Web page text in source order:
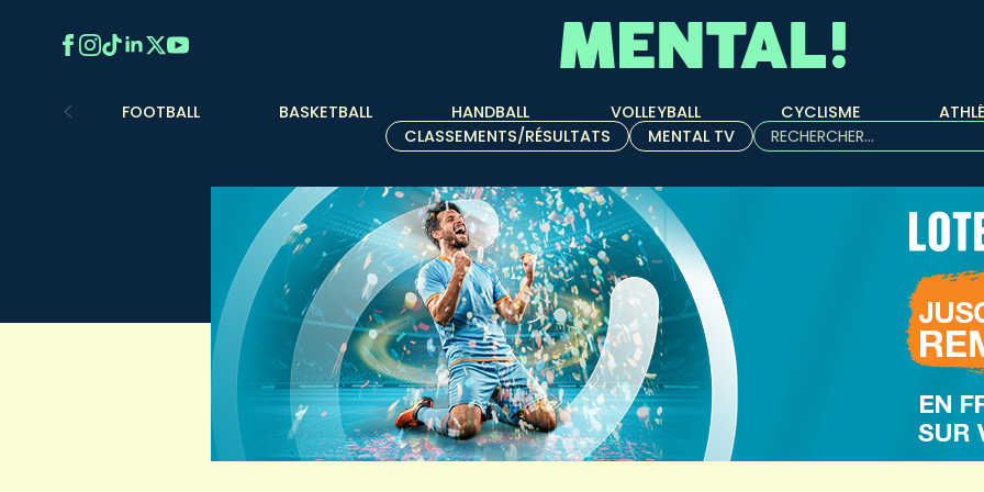
FOOTBALL BASKETBALL HANDBALL VOLLEYBALL CYCLISME
CLASSEMENTS/RÉSULTATS
MENTAL TV
Rechercher :